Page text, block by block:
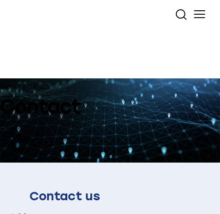
CONTACT US
Contact
Contact us